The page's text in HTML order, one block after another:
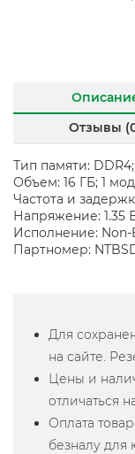
Отзывы
Тип памяти:
Объем: 16 ГБ; 1
Частота и
Напряжение: 1.35
Исполнение: Non-
Партномер:
Для
на сайте.
Цены и
отличаться
Оплата
безналу для